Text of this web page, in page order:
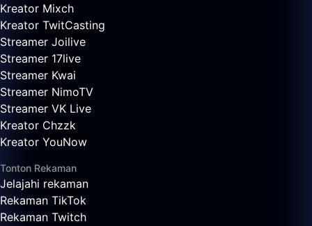
Kreator Mixch
Kreator TwitCasting
Streamer Joilive
Streamer 17live
Streamer Kwai
Streamer NimoTV
Streamer VK Live
Kreator Chzzk
Kreator YouNow
Tonton Rekaman
Jelajahi rekaman
Rekaman TikTok
Rekaman Twitch